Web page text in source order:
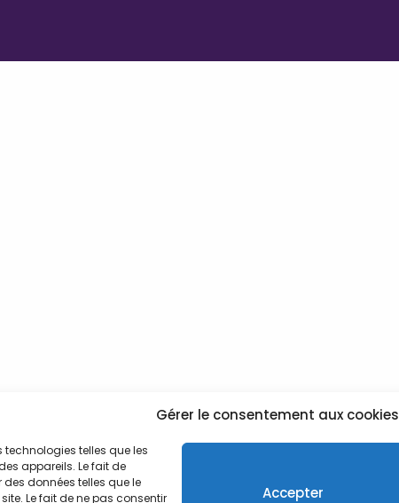
Gérer le consentement aux cookies
technologies telles que les
appareils. Le fait de
données telles que le
Le fait de ne pas consentir
Accepter